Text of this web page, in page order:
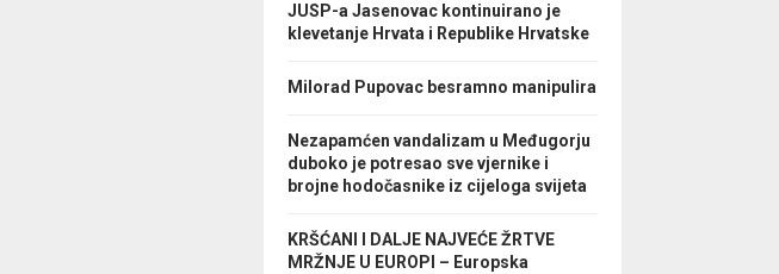
JUSP-a Jasenovac kontinuirano je
klevetanje Hrvata i Republike Hrvatske
Milorad Pupovac besramno manipulira
Nezapamćen vandalizam u Međugorju
duboko je potresao sve vjernike i
brojne hodočasnike iz cijeloga svijeta
KRŠĆANI I DALJE NAJVEĆE ŽRTVE
MRŽNJE U EUROPI – Europska